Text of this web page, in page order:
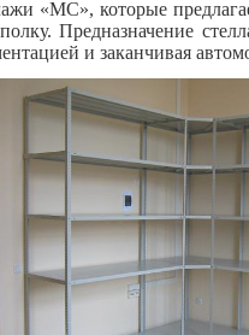
«МС», которые
Предназначение
и заканчивая